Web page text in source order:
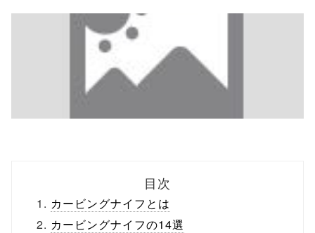
目次
カービングナイフとは
カービングナイフの14選